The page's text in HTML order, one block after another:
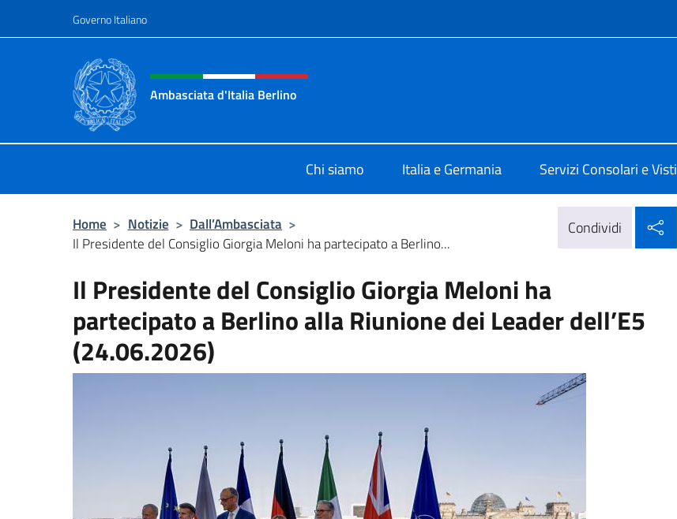
Governo Italiano
Intestazione sito, social e menù
Ambasciata d'Italia Berlino
Chi siamo Italia e Germania Servizi Consolari e Visti
Home > Notizie > Dall’Ambasciata >
Il Presidente del Consiglio Giorgia Meloni ha partecipato a Berlino...
Condividi
Il Presidente del Consiglio Giorgia Meloni ha
partecipato a Berlino alla Riunione dei Leader dell’E5
(24.06.2026)